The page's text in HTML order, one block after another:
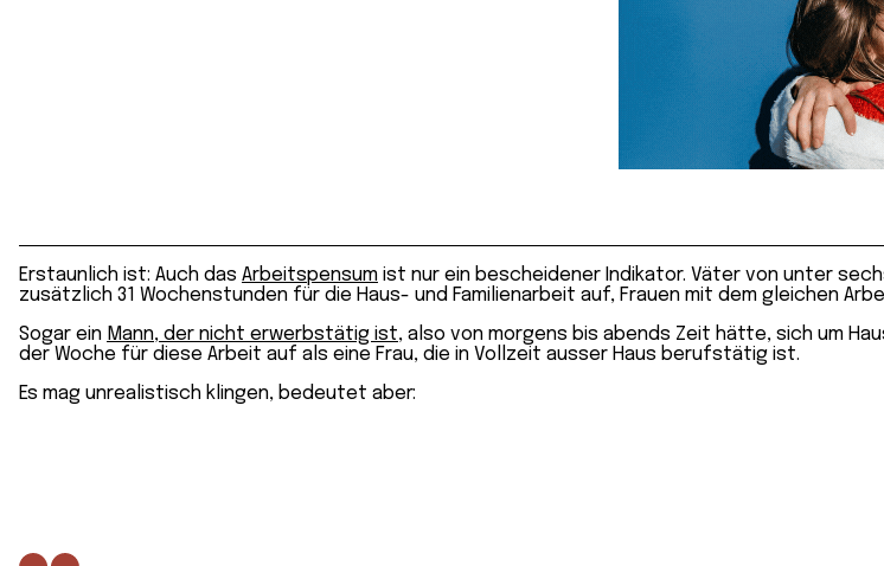
Erstaunlich ist: Auch das Arbeitspensum ist nur ein bescheidener Indikator. Väter von unter
zusätzlich 31 Wochenstunden für die Haus- und Familienarbeit auf, Frauen mit dem gleichen
Sogar ein Mann, der nicht erwerbstätig ist, also von morgens bis abends Zeit hätte, sich um
der Woche für diese Arbeit auf als eine Frau, die in Vollzeit ausser Haus berufstätig ist.
Es mag unrealistisch klingen, bedeutet aber: